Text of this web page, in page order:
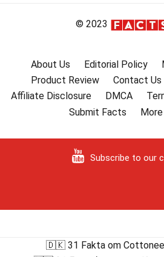
© 2023
About Us Editorial Policy
Product Review
Contact Us
Affiliate Disclosure
DMCA
Submit Facts
Subscribe to our
🇩🇰 31 Fakta om Cottonee